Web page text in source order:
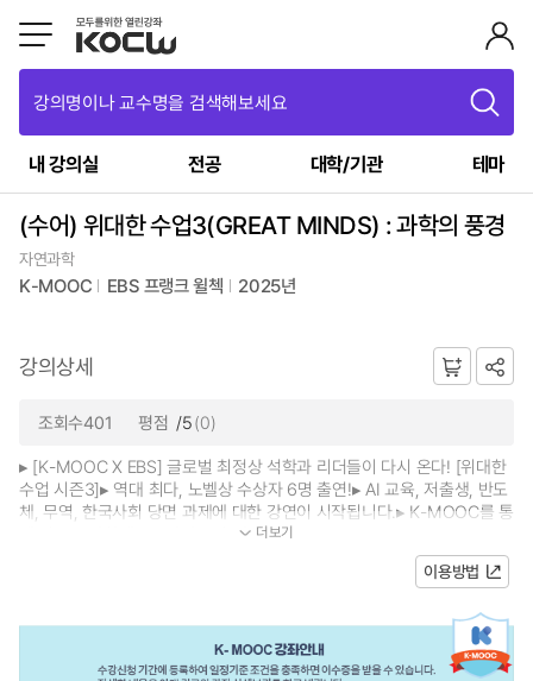
강의명이나 교수명을 검색해보세요
내 강의실 전공 대학/기관 테마
(수어) 위대한 수업3(GREAT MINDS) : 과학의 풍경
자연과학
K-MOOC EBS 프랭크 윌첵 2025년
강의상세
조회수401 평점 /5(0)
▸ [K-MOOC X EBS] 글로벌 최정상 석학과 리더들이 다시 온다! [위대한
수업 시즌3]▸ 역대 최다, 노벨상 수상자 6명 출연!▸ AI 교육, 저출생, 반도
체, 무역, 한국사회 당면 과제에 대한 강연이 시작됩니다.▸ K-MOOC를 통
해 지금 수강하세요!* 강좌구성1강흄...
더보기
이용방법